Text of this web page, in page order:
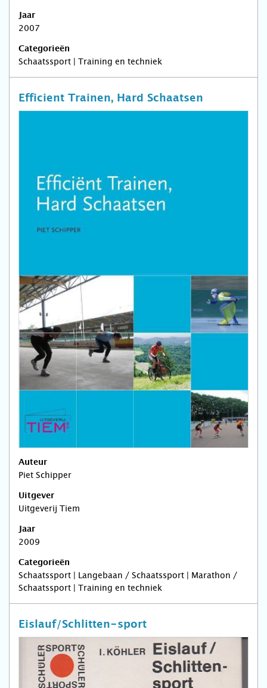
Jaar
2007
Categorieën
Schaatssport | Training en techniek
Efficient Trainen, Hard Schaatsen
Auteur
Piet Schipper
Uitgever
Uitgeverij Tiem
Jaar
2009
Categorieën
Schaatssport | Langebaan / Schaatssport | Marathon /
Schaatssport | Training en techniek
Eislauf/Schlitten-sport